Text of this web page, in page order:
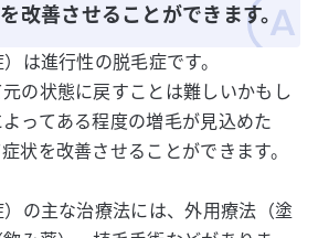
改善させることができます。
は進行性の脱毛症です。
の状態に戻すことは難しいかもし
ってある程度の増毛が見込めた
状を改善させることができます。
の主な治療法には、外用療法（塗